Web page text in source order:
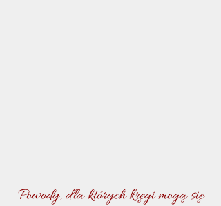
Powody, dla których kręgi mogą się